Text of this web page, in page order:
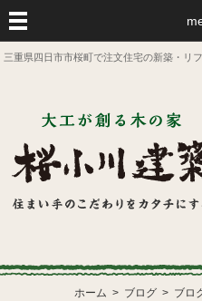
三重県四日市市桜町で注文住宅の新築・リ
ホーム ブログ ブロ